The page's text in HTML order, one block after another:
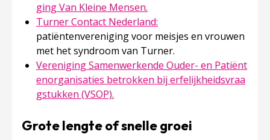
ging Van Kleine Mensen.
Turner Contact Nederland:
patiëntenvereniging voor meisjes en vrouwen
met het syndroom van Turner.
Vereniging Samenwerkende Ouder- en Patiënt
enorganisaties betrokken bij erfelijkheidsvraa
gstukken (VSOP).
Grote lengte of snelle groei